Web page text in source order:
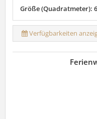
Größe (Quadratmeter):
Verfügbarkeiten